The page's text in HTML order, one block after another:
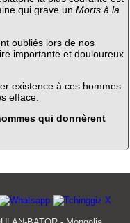
qui grave un Morts à la
oubliés lors de nos
importante et douloureux
existence à ces hommes
efface.
qui donnèrent